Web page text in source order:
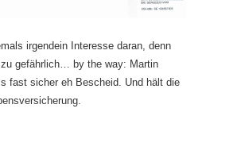
irgendein Interesse daran, denn
gefährlich… by the way: Martin
fast sicher eh Bescheid. Und hält die